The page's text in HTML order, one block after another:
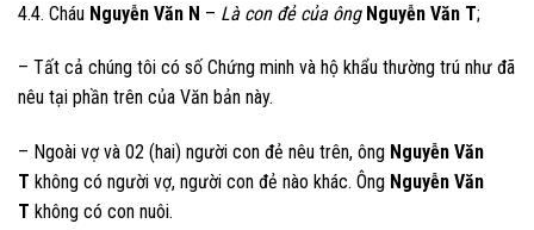
4.4. Cháu Nguyễn Văn N – Là con đẻ của ông Nguyễn Văn T;
– Tất cả chúng tôi có số Chứng minh và hộ khẩu thường trú như đã
nêu tại phần trên của Văn bản này.
– Ngoài vợ và 02 (hai) người con đẻ nêu trên, ông Nguyễn Văn
T không có người vợ, người con đẻ nào khác. Ông Nguyễn Văn
T không có con nuôi.